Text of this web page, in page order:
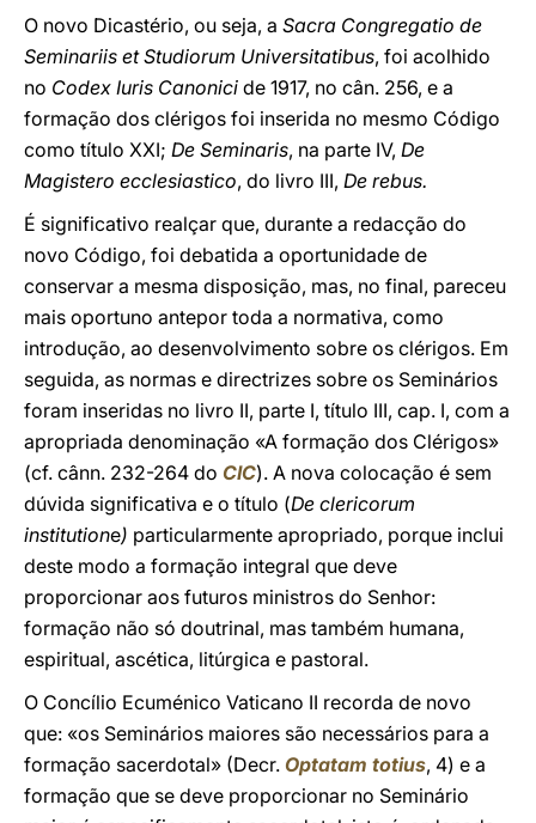
O novo Dicastério, ou seja, a Sacra Congregatio de
Seminariis et Studiorum Universitatibus, foi acolhido
no Codex Iuris Canonici de 1917, no cân. 256, e a
formação dos clérigos foi inserida no mesmo Código
como título XXI; De Seminaris, na parte IV, De
Magistero ecclesiastico, do livro III, De rebus.
É significativo realçar que, durante a redacção do
novo Código, foi debatida a oportunidade de
conservar a mesma disposição, mas, no final, pareceu
mais oportuno antepor toda a normativa, como
introdução, ao desenvolvimento sobre os clérigos. Em
seguida, as normas e directrizes sobre os Seminários
foram inseridas no livro II, parte I, título III, cap. I, com a
apropriada denominação «A formação dos Clérigos»
(cf. cânn. 232-264 do CIC). A nova colocação é sem
dúvida significativa e o título (De clericorum
institutione) particularmente apropriado, porque inclui
deste modo a formação integral que deve
proporcionar aos futuros ministros do Senhor:
formação não só doutrinal, mas também humana,
espiritual, ascética, litúrgica e pastoral.
O Concílio Ecuménico Vaticano II recorda de novo
que: «os Seminários maiores são necessários para a
formação sacerdotal» (Decr. Optatam totius, 4) e a
formação que se deve proporcionar no Seminário